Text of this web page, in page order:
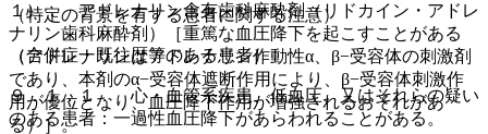
１）． アドレナリン含有歯科麻酔剤（リドカイン・アドレ
ナリン歯科麻酔剤）［重篤な血圧降下を起こすことがある
（アドレナリンはアドレナリン作動性α、β−受容体の刺激剤
であり、本剤のα−受容体遮断作用により、β−受容体刺激作
用が優位となり、血圧降下作用が増強されるおそれがあ
る）］。
（特定の背景を有する患者に関する注意）
（合併症・既往歴等のある患者）
９．１．１． 心・血管系疾患、低血圧、又はそれらの疑い
のある患者：一過性血圧降下があらわれることがある。